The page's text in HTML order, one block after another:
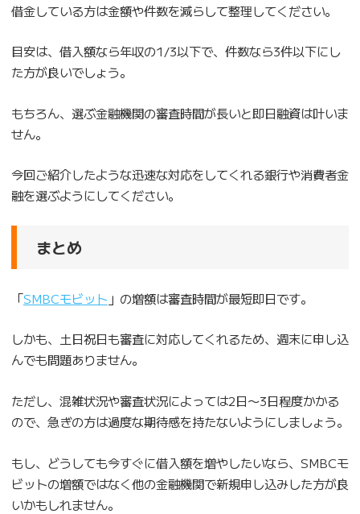
借金している方は金額や件数を減らして整理してください。
目安は、借入額なら年収の1/3以下で、件数なら3件以下にし
た方が良いでしょう。
もちろん、選ぶ金融機関の審査時間が長いと即日融資は叶いま
せん。
今回ご紹介したような迅速な対応をしてくれる銀行や消費者金
融を選ぶようにしてください。
まとめ
「SMBCモビット 」の増額は審査時間が最短即日です。
しかも、土日祝日も審査に対応してくれるため、週末に申し込
んでも問題ありません。
ただし、混雑状況や審査状況によっては2日〜3日程度かかる
ので、急ぎの方は過度な期待感を持たないようにしましょう。
もし、どうしても今すぐに借入額を増やしたいなら、SMBCモ
ビットの増額ではなく他の金融機関で新規申し込みした方が良
いかもしれません。